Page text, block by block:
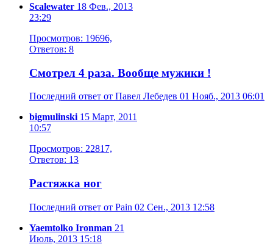
Scalewater 18 Фев., 2013
23:29
Просмотров: 19696,
Ответов: 8
Смотрел 4 раза. Вообще мужики !
Последний ответ от Павел Лебедев 01 Нояб., 2013 06:01
bigmulinski 15 Март, 2011
10:57
Просмотров: 22817,
Ответов: 13
Растяжка ног
Последний ответ от Pain 02 Сен., 2013 12:58
Yaemtolko Ironman 21
Июль, 2013 15:18